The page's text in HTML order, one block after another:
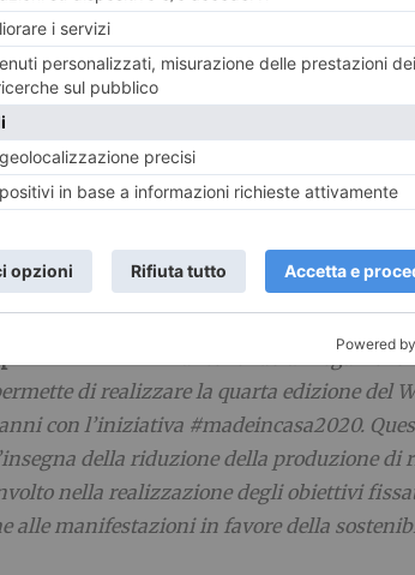
degli Studi di Torino
a vedere negli oggetti a fine vita e
ricercare e proporre soluzioni innovative,
ma vuole anche continuare a
con un’ottica nuova un potenziale
rinnovano il loro impegno nella
– dichiaranoDebora Fino,
del Politecnico di Torino e
sostenibile
mantenendo un legame
di realizzare la quarta edizione del
con l’iniziativa #madeincasa2020.
della riduzione della produzione
nella realizzazione degli obiettivi
alle manifestazioni in favore della